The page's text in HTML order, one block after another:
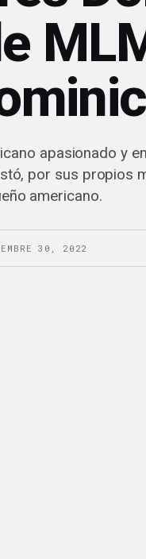
apasionado y
por sus propios
americano.
30, 2022